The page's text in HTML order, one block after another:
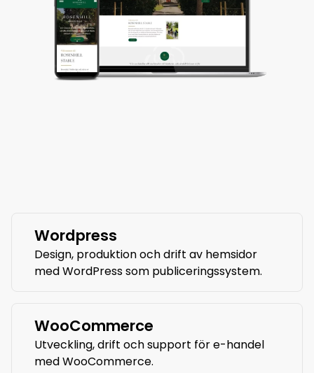
Wordpress
Design, produktion och drift av hemsidor
med WordPress som publiceringssystem.
WooCommerce
Utveckling, drift och support för e-handel
med WooCommerce.